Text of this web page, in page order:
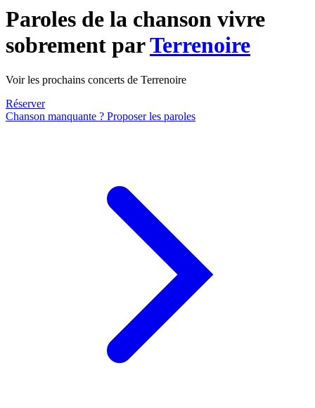
Paroles de la chanson vivre
sobrement parTerrenoire
Voir les prochains concerts de Terrenoire
Réserver
Chanson manquante ? Proposer les paroles